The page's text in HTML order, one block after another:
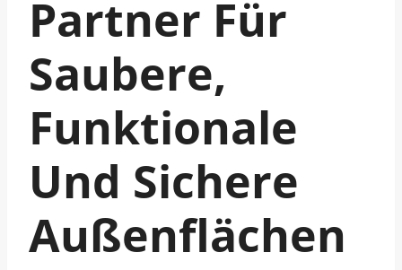
Partner Für
Saubere,
Funktionale
Und Sichere
Außenflächen